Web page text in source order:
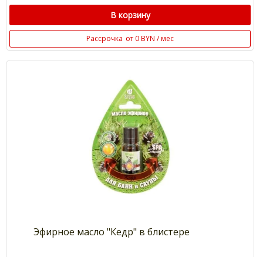
В корзину
Рассрочка от 0 BYN / мес
Эфирное масло "Кедр" в блистере